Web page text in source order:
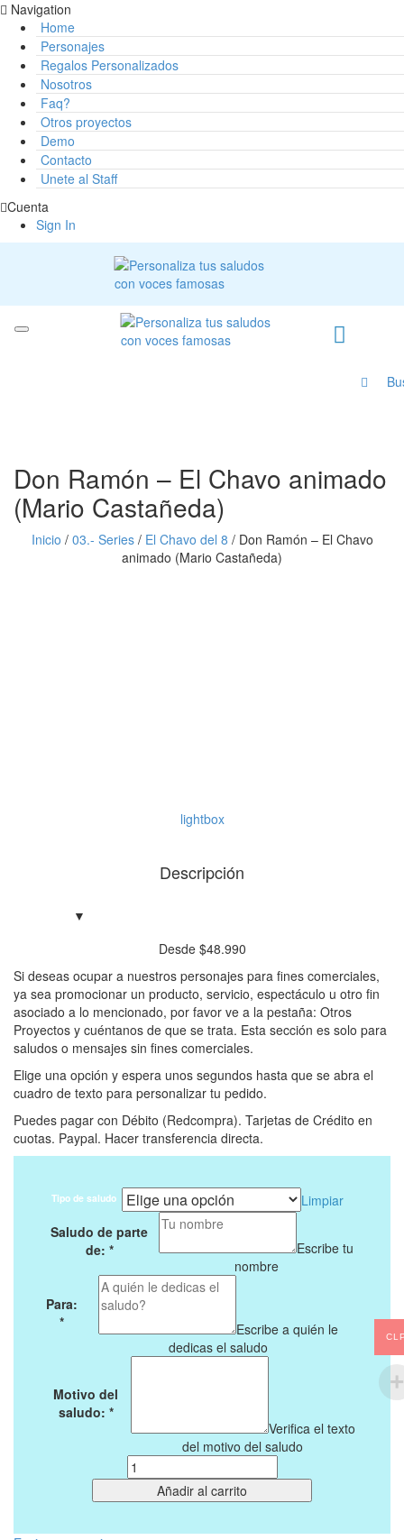
Navigation
Home
Personajes
Regalos Personalizados
Nosotros
Faq?
Otros proyectos
Demo
Contacto
Unete al Staff
Cuenta
Sign In
Don Ramón – El Chavo animado
(Mario Castañeda)
Inicio / 03.- Series / El Chavo del 8 /Don Ramón – El Chavo
animado (Mario Castañeda)
lightbox
Descripción
Desde $48.990
Si deseas ocupar a nuestros personajes para fines comerciales,
ya sea promocionar un producto, servicio, espectáculo u otro fin
asociado a lo mencionado, por favor ve a la pestaña: Otros
Proyectos y cuéntanos de que se trata. Esta sección es solo para
saludos o mensajes sin fines comerciales.
Elige una opción y espera unos segundos hasta que se abra el
cuadro de texto para personalizar tu pedido.
Puedes pagar con Débito (Redcompra). Tarjetas de Crédito en
cuotas. Paypal. Hacer transferencia directa.
Tipo de saludo
Limpiar
Saludo de parte
de: *
Escribe tu
nombre
Para:
*
Escribe a quién le
dedicas el saludo
Motivo del
saludo: *
Verifica el texto
del motivo del saludo
Cantidad
Añadir al carrito